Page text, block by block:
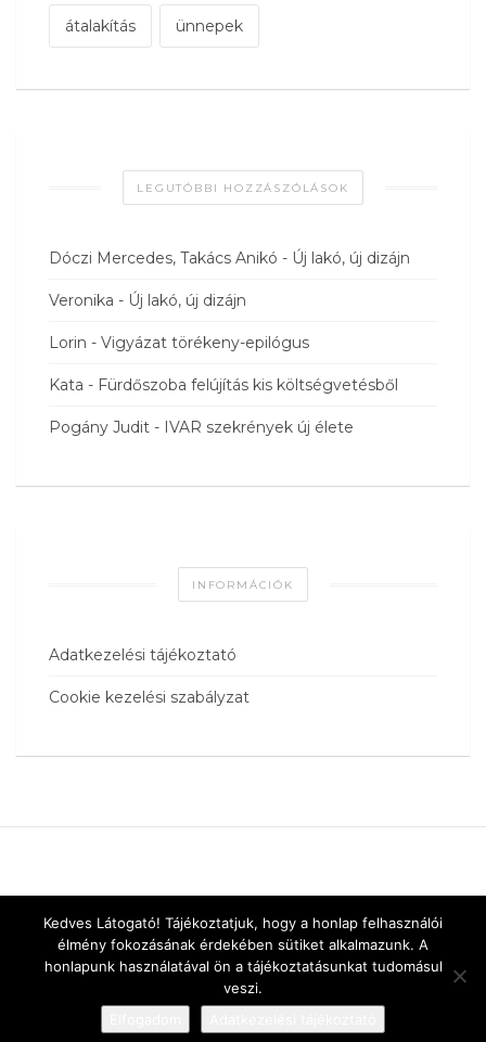
átalakítás ünnepek
LEGUTÓBBI HOZZÁSZÓLÁSOK
Dóczi Mercedes, Takács Anikó - Új lakó, új dizájn
Veronika - Új lakó, új dizájn
Lorin - Vigyázat törékeny-epilógus
Kata - Fürdőszoba felújítás kis költségvetésből
Pogány Judit - IVAR szekrények új élete
INFORMÁCIÓK
Adatkezelési tájékoztató
Cookie kezelési szabályzat
Kedves Látogató! Tájékoztatjuk, hogy a honlap felhasználói
élmény fokozásának érdekében sütiket alkalmazunk. A
honlapunk használatával ön a tájékoztatásunkat tudomásul
veszi.